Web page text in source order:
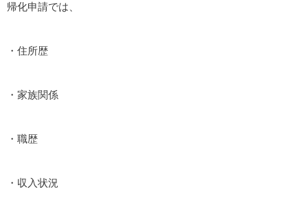
帰化申請では、
・住所歴
・家族関係
・職歴
・収入状況